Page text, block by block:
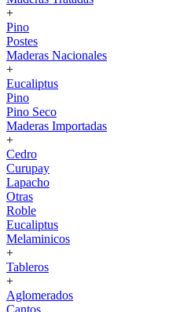
+
Pino
Postes
Maderas Nacionales
+
Eucaliptus
Pino
Pino Seco
Maderas Importadas
+
Cedro
Curupay
Lapacho
Otras
Roble
Eucaliptus
Melaminicos
+
Tableros
+
Aglomerados
Cantos